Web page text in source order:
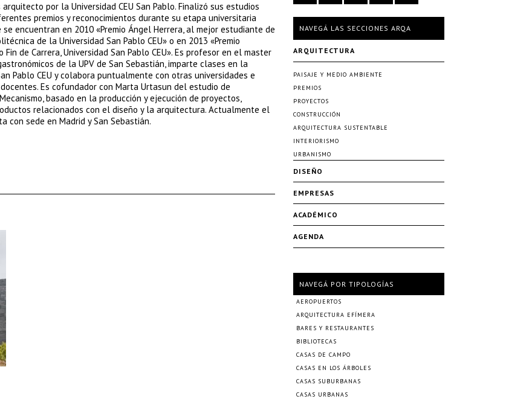
arquitecto por la Universidad CEU San Pablo. Finalizó sus estudios
premios y reconocimientos durante su etapa universitaria
encuentran en 2010 «Premio Ángel Herrera, al mejor estudiante de
de la Universidad San Pablo CEU» o en 2013 «Premio
Fin de Carrera, Universidad San Pablo CEU». Es profesor en el master
de la UPV de San Sebastián, imparte clases en la
Pablo CEU y colabora puntualmente con otras universidades e
Es cofundador con Marta Urtasun del estudio de
basado en la producción y ejecución de proyectos,
relacionados con el diseño y la arquitectura. Actualmente el
con sede en Madrid y San Sebastián.
NAVEGÁ LAS SECCIONES ARQA
ARQUITECTURA
PAISAJE Y MEDIO AMBIENTE
PREMIOS
PROYECTOS
CONSTRUCCIÓN
ARQUITECTURA SUSTENTABLE
INTERIORISMO
URBANISMO
DISEÑO
EMPRESAS
ACADÉMICO
AGENDA
NAVEGÁ POR TIPOLOGÍAS
AEROPUERTOS
ARQUITECTURA EFÍMERA
BARES Y RESTAURANTES
BIBLIOTECAS
CASAS DE CAMPO
CASAS EN LOS ÁRBOLES
CASAS SUBURBANAS
CASAS URBANAS